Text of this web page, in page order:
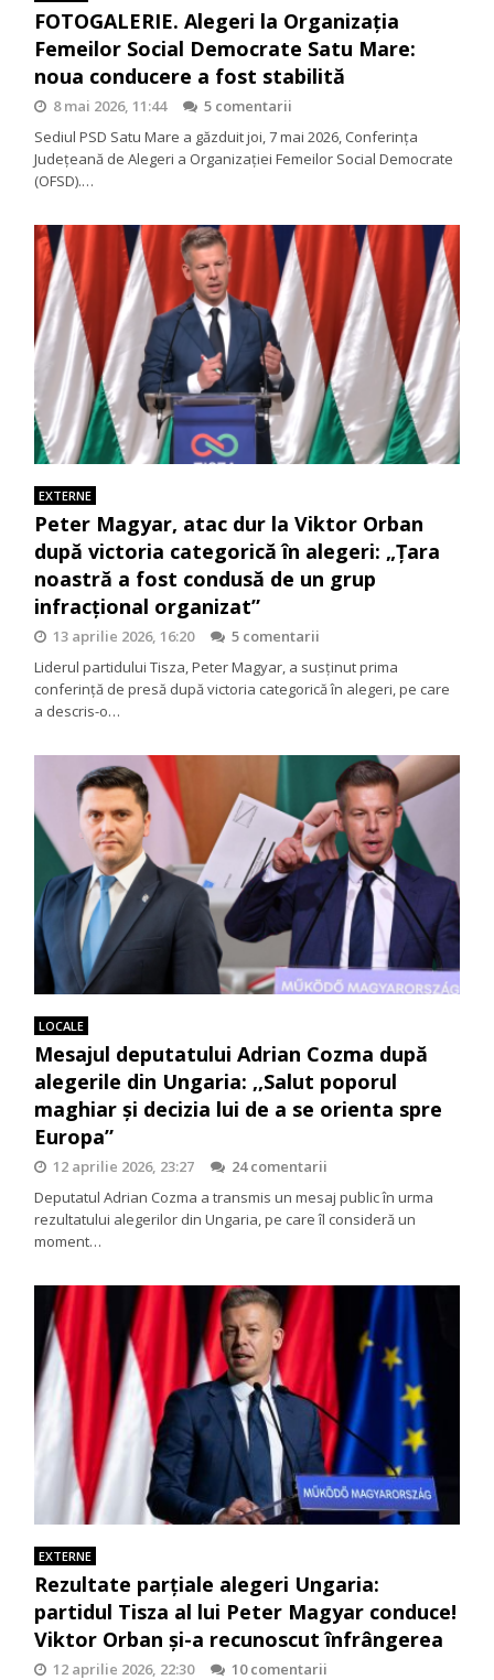
FOTOGALERIE. Alegeri la Organizația
Femeilor Social Democrate Satu Mare:
noua conducere a fost stabilită
8 mai 2026, 11:44
5 comentarii
Sediul PSD Satu Mare a găzduit joi, 7 mai 2026, Conferința
Județeană de Alegeri a Organizației Femeilor Social Democrate
(OFSD).…
EXTERNE
Peter Magyar, atac dur la Viktor Orban
după victoria categorică în alegeri: „Țara
noastră a fost condusă de un grup
infracțional organizat”
13 aprilie 2026, 16:20
5 comentarii
Liderul partidului Tisza, Peter Magyar, a susținut prima
conferință de presă după victoria categorică în alegeri, pe care
a descris-o…
LOCALE
Mesajul deputatului Adrian Cozma după
alegerile din Ungaria: ,,Salut poporul
maghiar și decizia lui de a se orienta spre
Europa”
12 aprilie 2026, 23:27
24 comentarii
Deputatul Adrian Cozma a transmis un mesaj public în urma
rezultatului alegerilor din Ungaria, pe care îl consideră un
moment…
EXTERNE
Rezultate parțiale alegeri Ungaria:
partidul Tisza al lui Peter Magyar conduce!
Viktor Orban și-a recunoscut înfrângerea
12 aprilie 2026, 22:30
10 comentarii